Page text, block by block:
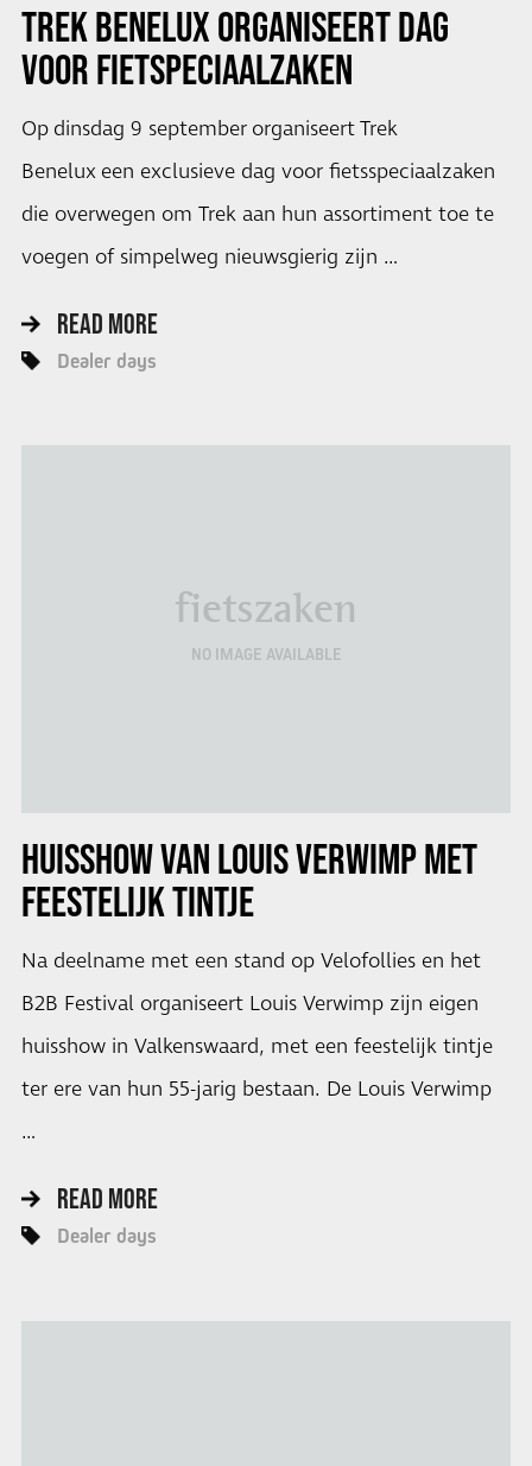
TREK BENELUX ORGANISEERT DAG
VOOR FIETSPECIAALZAKEN
Op dinsdag 9 september organiseert Trek
Benelux een exclusieve dag voor fietsspeciaalzaken
die overwegen om Trek aan hun assortiment toe te
voegen of simpelweg nieuwsgierig zijn …
READ MORE
Dealer days
fietszaken
NO IMAGE AVAILABLE
HUISSHOW VAN LOUIS VERWIMP MET
FEESTELIJK TINTJE
Na deelname met een stand op Velofollies en het
B2B Festival organiseert Louis Verwimp zijn eigen
huisshow in Valkenswaard, met een feestelijk tintje
ter ere van hun 55-jarig bestaan. De Louis Verwimp
…
READ MORE
Dealer days